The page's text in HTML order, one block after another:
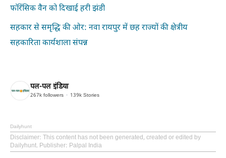
फॉरेंसिक वैन को दिखाई हरी झंडी
सहकार से समृद्धि की ओर: नवा रायपुर में छह राज्यों की क्षेत्रीय
सहकारिता कार्यशाला संपन्न
पल-पल इंडिया
267k followers 139k Stories
Dailyhunt
Disclaimer: This content has not been generated, created or edited by
Dailyhunt. Publisher: Palpal India